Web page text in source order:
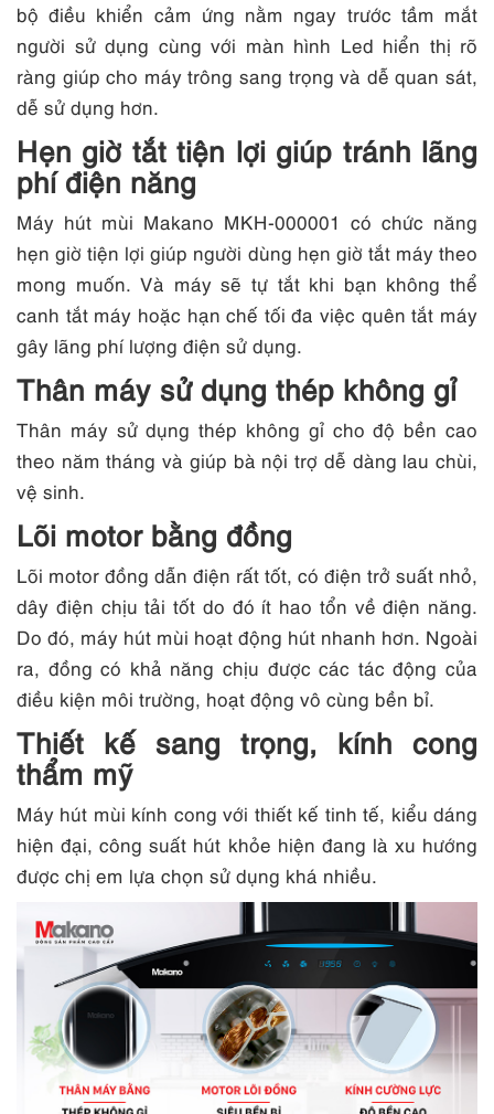
bộ điều khiển cảm ứng nằm ngay trước tầm mắt
người sử dụng cùng với màn hình Led hiển thị rõ
ràng giúp cho máy trông sang trọng và dễ quan sát,
dễ sử dụng hơn.
Hẹn giờ tắt tiện lợi giúp tránh lãng
phí điện năng
Máy hút mùi Makano MKH-000001 có chức năng
hẹn giờ tiện lợi giúp người dùng hẹn giờ tắt máy theo
mong muốn. Và máy sẽ tự tắt khi bạn không thể
canh tắt máy hoặc hạn chế tối đa việc quên tắt máy
gây lãng phí lượng điện sử dụng.
Thân máy sử dụng thép không gỉ
Thân máy sử dụng thép không gỉ cho độ bền cao
theo năm tháng và giúp bà nội trợ dễ dàng lau chùi,
vệ sinh.
Lõi motor bằng đồng
Lõi motor đồng dẫn điện rất tốt, có điện trở suất nhỏ,
dây điện chịu tải tốt do đó ít hao tổn về điện năng.
Do đó, máy hút mùi hoạt động hút nhanh hơn. Ngoài
ra, đồng có khả năng chịu được các tác động của
điều kiện môi trường, hoạt động vô cùng bền bỉ.
Thiết kế sang trọng, kính cong
thẩm mỹ
Máy hút mùi kính cong với thiết kế tinh tế, kiểu dáng
hiện đại, công suất hút khỏe hiện đang là xu hướng
được chị em lựa chọn sử dụng khá nhiều.